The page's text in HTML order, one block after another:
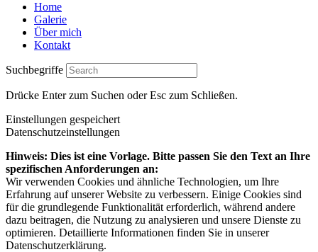
Home
Galerie
Über mich
Kontakt
Suchbegriffe
Drücke Enter zum Suchen oder Esc zum Schließen.
Einstellungen gespeichert
Datenschutzeinstellungen
Hinweis: Dies ist eine Vorlage. Bitte passen Sie den Text an Ihre
spezifischen Anforderungen an:
Wir verwenden Cookies und ähnliche Technologien, um Ihre
Erfahrung auf unserer Website zu verbessern. Einige Cookies sind
für die grundlegende Funktionalität erforderlich, während andere
dazu beitragen, die Nutzung zu analysieren und unsere Dienste zu
optimieren. Detaillierte Informationen finden Sie in unserer
Datenschutzerklärung.